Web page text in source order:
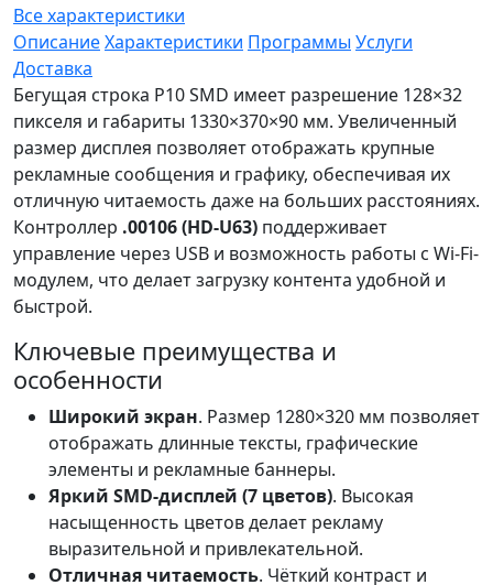
Все характеристики
ОписаниеХарактеристики Программы Услуги
Доставка
Бегущая строка P10 SMD имеет разрешение 128×32
пикселя и габариты 1330×370×90 мм. Увеличенный
размер дисплея позволяет отображать крупные
рекламные сообщения и графику, обеспечивая их
отличную читаемость даже на больших расстояниях.
Контроллер .00106 (HD-U63) поддерживает
управление через USB и возможность работы с Wi-Fi-
модулем, что делает загрузку контента удобной и
быстрой.
Ключевые преимущества и
особенности
Широкий экран. Размер 1280×320 мм позволяет
отображать длинные тексты, графические
элементы и рекламные баннеры.
Яркий SMD-дисплей (7 цветов). Высокая
насыщенность цветов делает рекламу
выразительной и привлекательной.
Отличная читаемость. Чёткий контраст и